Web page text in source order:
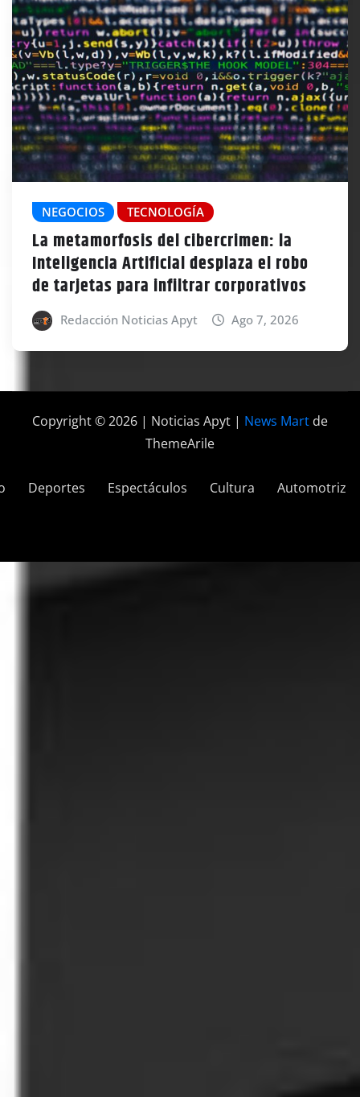
NEGOCIOS TECNOLOGÍA
La metamorfosis del cibercrimen: la
Inteligencia Artificial desplaza el robo
de tarjetas para infiltrar corporativos
Redacción Noticias Apyt Ago 7, 2026
Copyright © 2026 | Noticias Apyt | News Mart de
ThemeArile
Deportes Espectáculos Cultura Automotriz